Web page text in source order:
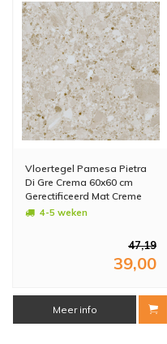
Vloertegel Pamesa Pietra
Di Gre Crema 60x60 cm
Gerectificeerd Mat Creme
(Prijs Per M2)
4-5 weken
47,19
39,00
Meer info